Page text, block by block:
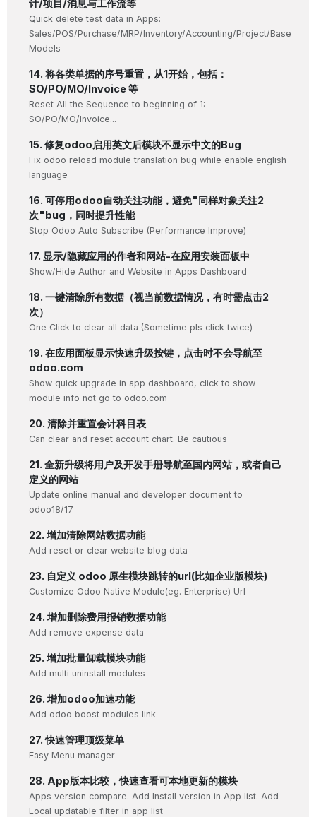
计/项目/消息与工作流等
Quick delete test data in Apps:
Sales/POS/Purchase/MRP/Inventory/Accounting/Project/Base
Models
14. 将各类单据的序号重置，从1开始，包括：
SO/PO/MO/Invoice 等
Reset All the Sequence to beginning of 1:
SO/PO/MO/Invoice...
15. 修复odoo启用英文后模块不显示中文的Bug
Fix odoo reload module translation bug while enable english
language
16. 可停用odoo自动关注功能，避免"同样对象关注2
次"bug，同时提升性能
Stop Odoo Auto Subscribe (Performance Improve)
17. 显示/隐藏应用的作者和网站-在应用安装面板中
Show/Hide Author and Website in Apps Dashboard
18. 一键清除所有数据（视当前数据情况，有时需点击2
次）
One Click to clear all data (Sometime pls click twice)
19. 在应用面板显示快速升级按键，点击时不会导航至
odoo.com
Show quick upgrade in app dashboard, click to show
module info not go to odoo.com
20. 清除并重置会计科目表
Can clear and reset account chart. Be cautious
21. 全新升级将用户及开发手册导航至国内网站，或者自己
定义的网站
Update online manual and developer document to
odoo18/17
22. 增加清除网站数据功能
Add reset or clear website blog data
23. 自定义 odoo 原生模块跳转的url(比如企业版模块)
Customize Odoo Native Module(eg. Enterprise) Url
24. 增加删除费用报销数据功能
Add remove expense data
25. 增加批量卸载模块功能
Add multi uninstall modules
26. 增加odoo加速功能
Add odoo boost modules link
27. 快速管理顶级菜单
Easy Menu manager
28. App版本比较，快速查看可本地更新的模块
Apps version compare. Add Install version in App list. Add
Local updatable filter in app list